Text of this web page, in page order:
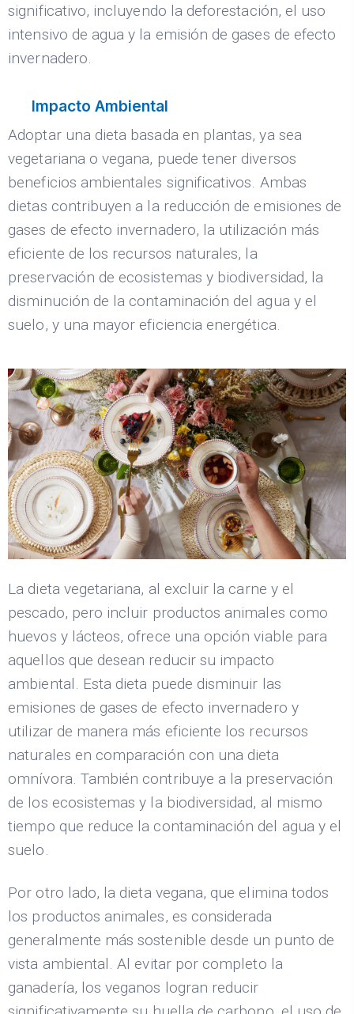
significativo, incluyendo la deforestación, el uso
intensivo de agua y la emisión de gases de efecto
invernadero.
Impacto Ambiental
Adoptar una dieta basada en plantas, ya sea
vegetariana o vegana, puede tener diversos
beneficios ambientales significativos. Ambas
dietas contribuyen a la reducción de emisiones de
gases de efecto invernadero, la utilización más
eficiente de los recursos naturales, la
preservación de ecosistemas y biodiversidad, la
disminución de la contaminación del agua y el
suelo, y una mayor eficiencia energética.
La dieta vegetariana, al excluir la carne y el
pescado, pero incluir productos animales como
huevos y lácteos, ofrece una opción viable para
aquellos que desean reducir su impacto
ambiental. Esta dieta puede disminuir las
emisiones de gases de efecto invernadero y
utilizar de manera más eficiente los recursos
naturales en comparación con una dieta
omnívora. También contribuye a la preservación
de los ecosistemas y la biodiversidad, al mismo
tiempo que reduce la contaminación del agua y el
suelo.
Por otro lado, la dieta vegana, que elimina todos
los productos animales, es considerada
generalmente más sostenible desde un punto de
vista ambiental. Al evitar por completo la
ganadería, los veganos logran reducir